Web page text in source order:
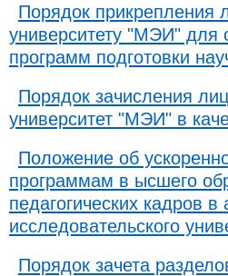
Порядок прикрепления
университету "МЭИ" для
программ подготовки
Порядок зачисления
университет "МЭИ" в
Положение об
программам в ысшего
педагогических кадров
исследовательского
Порядок зачета